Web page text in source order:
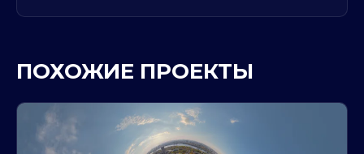
ПОХОЖИЕ ПРОЕКТЫ